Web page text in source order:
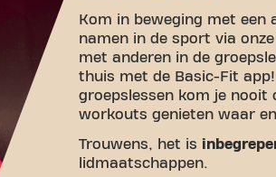
Kom in beweging met
namen in de sport via
met anderen in de
thuis met de Basic-Fit
groepslessen kom je
workouts genieten waar
Trouwens, het is
lidmaatschappen.